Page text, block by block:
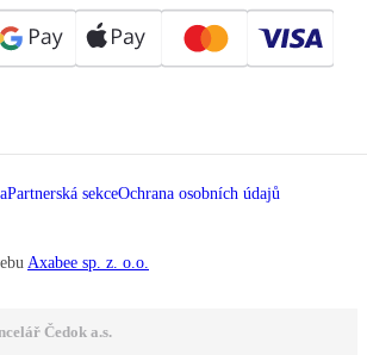
Partnerská sekceOchrana osobních údajů
Axabee sp. z. o.o.
Čedok a.s.